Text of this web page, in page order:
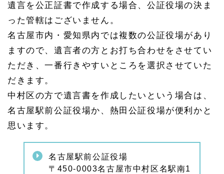
遺言を公正証書で作成する場合、公証役場の決ま
った管轄はございません。
名古屋市内・愛知県内では複数の公証役場があり
ますので、遺言者の方とお打ち合わせをさせてい
ただき、一番行きやすいところを選択させていた
だきます。
中村区の方で遺言書を作成したいという場合は、
名古屋駅前公証役場か、熱田公証役場が便利かと
思います。
名古屋駅前公証役場
〒450-0003名古屋市中村区名駅南1